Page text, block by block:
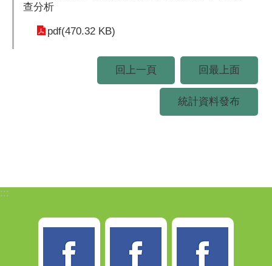
查分析
pdf(470.32 KB)
回上一頁 回最上面
統計資料發布
:::